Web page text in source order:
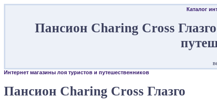
Каталог
Пансион Charing Cross
Интернет магазины лоя туристов и путешественников
Пансион Charing Cross Глазго